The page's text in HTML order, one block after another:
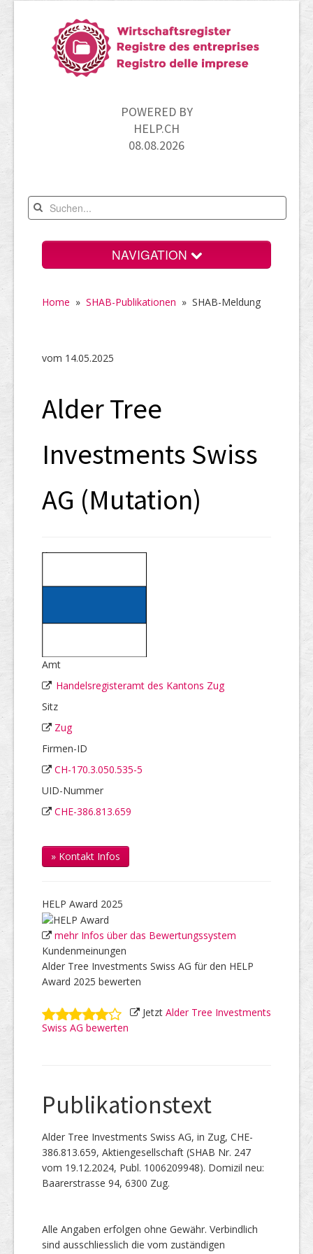
POWERED BY
HELP.CH
08.08.2026
NAVIGATION
UID-Register
Home » SHAB-Publikationen » SHAB-Meldung
vom 14.05.2025
Alder Tree
Investments Swiss
AG (Mutation)
Amt
Handelsregisteramt des Kantons Zug
Sitz
Zug
Firmen-ID
CH-170.3.050.535-5
UID-Nummer
CHE-386.813.659
» Kontakt Infos
HELP Award 2025
mehr Infos über das Bewertungssystem
Kundenmeinungen
Alder Tree Investments Swiss AG für den HELP
Award 2025 bewerten
Jetzt Alder Tree Investments
Swiss AG bewerten
Publikationstext
Alder Tree Investments Swiss AG, in Zug, CHE-
386.813.659, Aktiengesellschaft (SHAB Nr. 247
vom 19.12.2024, Publ. 1006209948). Domizil neu:
Baarerstrasse 94, 6300 Zug.
Alle Angaben erfolgen ohne Gewähr. Verbindlich
sind ausschliesslich die vom zuständigen